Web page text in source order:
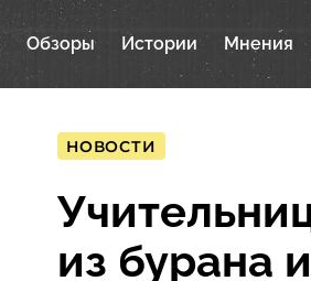
Обзоры Истории Мнения
НОВОСТИ
из бурана